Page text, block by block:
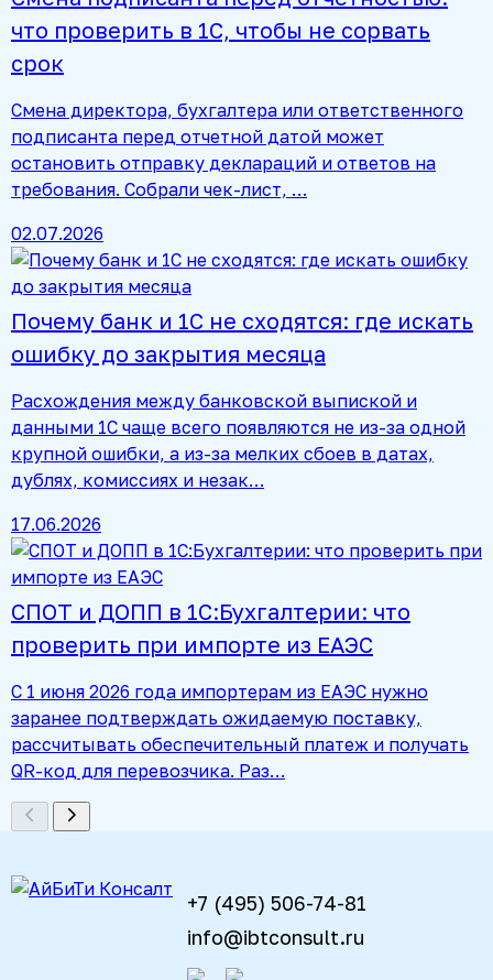
что проверить в 1С, чтобы не сорвать
срок
Смена директора, бухгалтера или ответственного
подписанта перед отчетной датой может
остановить отправку деклараций и ответов на
требования. Собрали чек-лист, …
02.07.2026
Почему банк и 1С не сходятся: где искать
ошибку до закрытия месяца
Расхождения между банковской выпиской и
данными 1С чаще всего появляются не из-за одной
крупной ошибки, а из-за мелких сбоев в датах,
дублях, комиссиях и незак…
17.06.2026
СПОТ и ДОПП в 1С:Бухгалтерии: что
проверить при импорте из ЕАЭС
С 1 июня 2026 года импортерам из ЕАЭС нужно
заранее подтверждать ожидаемую поставку,
рассчитывать обеспечительный платеж и получать
QR-код для перевозчика. Раз…
+7 (495) 506-74-81
info@ibtconsult.ru